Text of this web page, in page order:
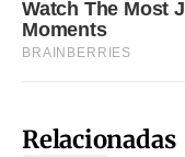
Relacionadas